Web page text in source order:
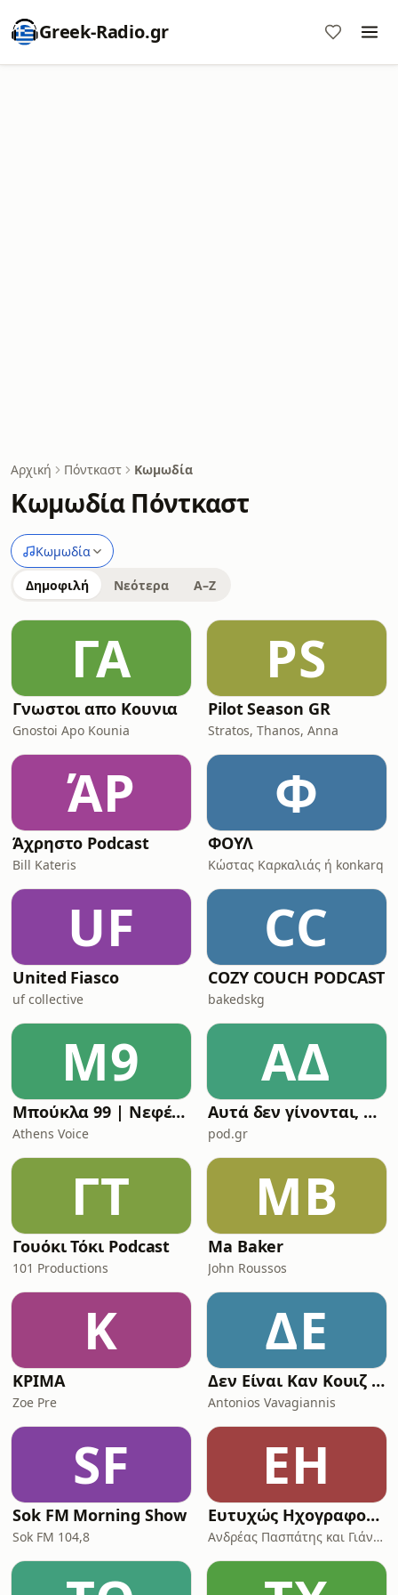
Greek-Radio.gr
Αρχική Πόντκαστ Κωμωδία
Κωμωδία Πόντκαστ
Κωμωδία
Δημοφιλή Νεότερα A–Z
ΓΑ
Γνωστοι απο Κουνια
Gnostoi Apo Kounia
PS
Pilot Season GR
Stratos, Thanos, Anna
ΆP
Άχρηστο Podcast
Bill Kateris
Φ
ΦΟΥΛ
Κώστας Καρκαλιάς ή konkarq
UF
United Fiasco
uf collective
CC
COZY COUCH PODCAST
bakedskg
Μ9
Μπούκλα 99 | Νεφέλη Μεγκ
Athens Voice
ΑΔ
Αυτά δεν γίνονται, με τον Γιάννη Κορδώνη
pod.gr
ΓΤ
Γουόκι Τόκι Podcast
101 Productions
MB
Ma Baker
John Roussos
Κ
ΚΡΙΜΑ
Zoe Pre
ΔΕ
Δεν Είναι Καν Κουιζ - Ένα Κουραφέλκυθρο Podcast
Antonios Vavagiannis
SF
Sok FM Morning Show
Sok FM 104,8
ΕΗ
Ευτυχώς Ηχογραφούσα
Ανδρέας Πασπάτης και Γιάννης LegitGamingGR